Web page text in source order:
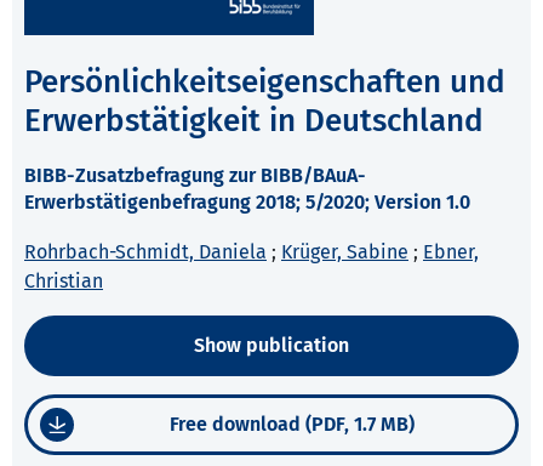
Persönlichkeitseigenschaften und
Erwerbstätigkeit in Deutschland
BIBB-Zusatzbefragung zur BIBB/BAuA-
Erwerbstätigenbefragung 2018; 5/2020; Version 1.0
Rohrbach-Schmidt, Daniela ; Krüger, Sabine ; Ebner,
Christian
Show publication
Free download (PDF, 1.7 MB)